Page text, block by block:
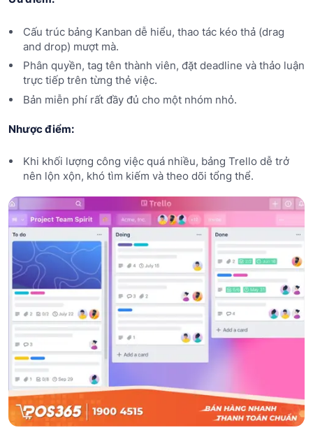
Cấu trúc bảng Kanban dễ hiểu, thao tác kéo thả (drag
and drop) mượt mà.
Phân quyền, tag tên thành viên, đặt deadline và thảo luận
trực tiếp trên từng thẻ việc.
Bản miễn phí rất đầy đủ cho một nhóm nhỏ.
Nhược điểm:
Khi khối lượng công việc quá nhiều, bảng Trello dễ trở
nên lộn xộn, khó tìm kiếm và theo dõi tổng thể.